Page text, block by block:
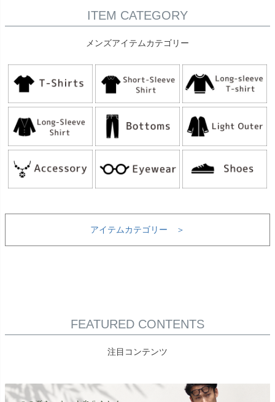
ITEM CATEGORY
メンズアイテムカテゴリー
アイテムカテゴリー ＞
FEATURED CONTENTS
注目コンテンツ